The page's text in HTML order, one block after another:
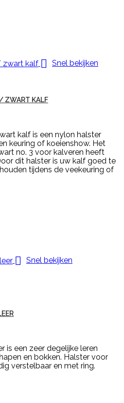
 Snel bekijken
ZWART KALF
kalf is een nylon halster
keuring of koeienshow. Het
no. 3 voor kalveren heeft
dit halster is uw kalf goed te
tijdens de veekeuring of
 Snel bekijken
is een zeer degelijke leren
en bokken. Halster voor
verstelbaar en met ring.